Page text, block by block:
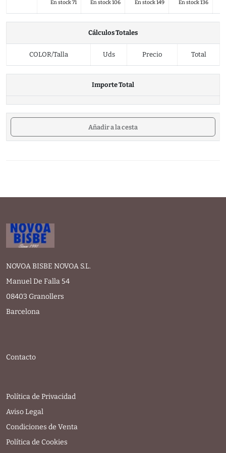
En stock 71 En stock 106 En stock 149 En stock 136
Cálculos Totales
COLOR/Talla Uds Precio Total
Importe Total
Añadir a la cesta
NOVOA BISBE NOVOA S.L.
Manuel De Falla 54
08403 Granollers
Barcelona
Contacto
Política de Privacidad
Aviso Legal
Condiciones de Venta
Política de Cookies